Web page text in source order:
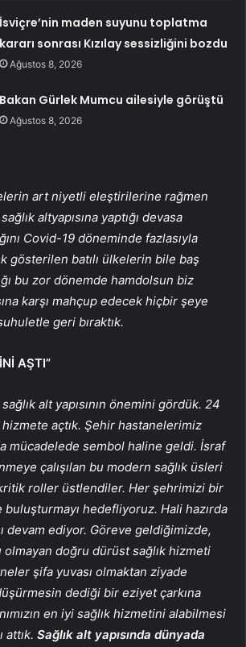
İsviçre’nin maden suyunu toplatma
kararı sonrası Kızılay sessizliğini bozdu
Ağustos 8, 2026
Bakan Gürlek Mumcu ailesiyle görüştü
Ağustos 8, 2026
art niyetli eleştirilerine rağmen
altyapısına yaptığı devasa
Covid-19 döneminde fazlasıyla
gösterilen batılı ülkelerin bile baş
bu zor dönemde hamdolsun biz
karşı mahçup edecek hiçbir şeye
geri bıraktık.
AŞTI”
alt yapısının önemini gördük. 24
açtık. Şehir hastanelerimiz
mücadelede sembol haline geldi. İsraf
çalışılan bu modern sağlık üsleri
roller üstlendiler. Her şehrimizi bir
hedefliyoruz. Hali hazırda
devam ediyor. Göreve geldiğimizde,
doğru dürüst sağlık hizmeti
şifa yuvası olmaktan ziyade
dediği bir eziyet çarkına
en iyi sağlık hizmetini alabilmesi
attık. Sağlık alt yapısında dünyada